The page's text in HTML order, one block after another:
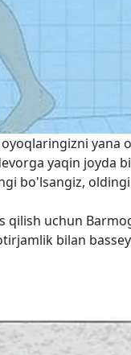
yana
yaqin joyda
bo'lsangiz,
qilish uchun
bilan